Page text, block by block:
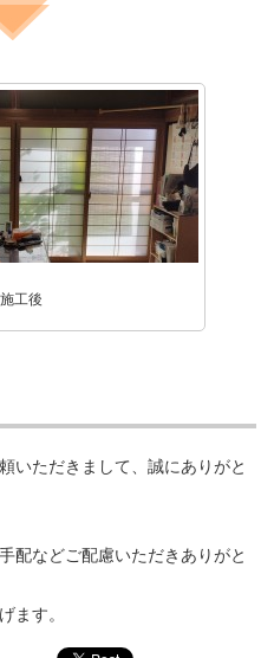
施工後
いただきまして、誠にありがと
配などご配慮いただきありがと
ます。